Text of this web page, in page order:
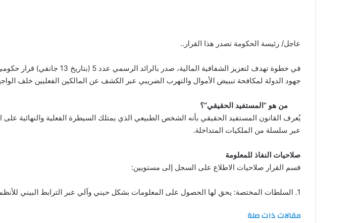
‏‏عاجل/ رئيسة الحكومة تصدر هذا القرار..
في خطوة تهدف لتعزيز الشفافية
جهود الدولة لمكافحة تبييض الأموال والتهرب الضريبي عبر الكشف عن المالكين الفعليين خلف
من هو “المستفيد الحقيقي”؟
يُعرف القانون المستفيد الحقيقي بأنه الشخص الطبيعي الذي يمتلك السيطرة الفعلية والنهائية
عبر سلسلة من الملكيات المتداخلة.
صلاحيات النفاذ للمعلومة
قسم القرار صلاحيات الاطلاع على السجل إلى مستويين:
1. السلطات المختصة: يحق لها الحصول على المعلومات بشكل حيني وآلي عبر الترابط البيني للأنظمة المعلوماتية.
مقالات ذات صلة